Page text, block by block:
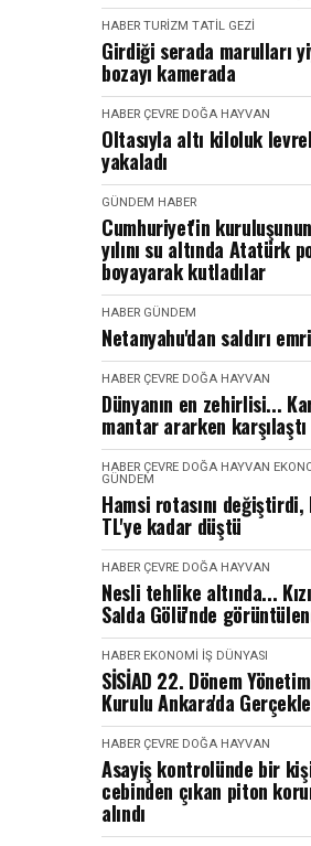
HABER TURIZM TATIL GEZI
Girdiği serada marulları
bozayı kamerada
HABER ÇEVRE DOĞA HAYVAN
Oltasıyla altı kiloluk
yakaladı
GÜNDEM HABER
Cumhuriyet'in
yılını su altında Atatürk
boyayarak kutladılar
HABER GÜNDEM
Netanyahu'dan saldırı emri
HABER ÇEVRE DOĞA HAYVAN
Dünyanın en zehirlisi...
mantar ararken karşılaştı
HABER ÇEVRE DOĞA HAYVAN
GÜNDEM
Hamsi rotasını
TL'ye kadar düştü
HABER ÇEVRE DOĞA HAYVAN
Nesli tehlike altında...
Salda Gölü'nde
HABER EKONOMI İŞ DÜNYASI
SİSİAD 22. Dönem
Kurulu Ankara'da
HABER ÇEVRE DOĞA HAYVAN
Asayiş kontrolünde bir
cebinden çıkan piton
alındı